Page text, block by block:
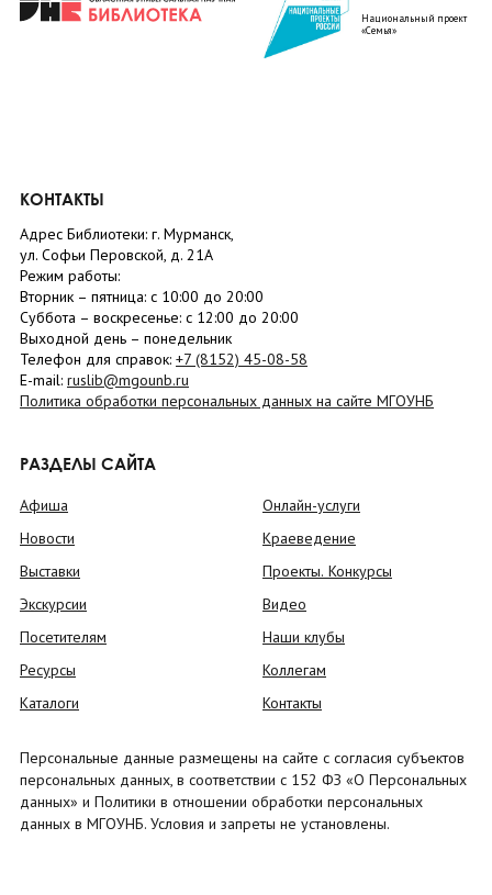
Национальный проект
«Семья»
КОНТАКТЫ
Адрес Библиотеки: г. Мурманск,
ул. Софьи Перовской, д. 21А
Режим работы:
Вторник – пятница: с 10:00 до 20:00
Суббота – воскресенье: c 12:00 до 20:00
Выходной день – понедельник
Телефон для справок: +7 (8152) 45-08-58
E-mail: ruslib@mgounb.ru
Политика обработки персональных данных на сайте МГОУНБ
РАЗДЕЛЫ САЙТА
Афиша
Новости
Выставки
Экскурсии
Посетителям
Ресурсы
Каталоги
Онлайн-услуги
Краеведение
Проекты. Конкурсы
Видео
Наши клубы
Коллегам
Контакты
Персональные данные размещены на сайте с согласия субъектов
персональных данных, в соответствии с 152 ФЗ «О Персональных
данных» и Политики в отношении обработки персональных
данных в МГОУНБ. Условия и запреты не установлены.